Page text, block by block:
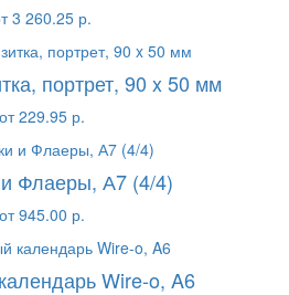
3 260.25 р.
портрет, 90 x 50 мм
от 229.95 р.
Флаеры, А7 (4/4)
от 945.00 р.
Wire-o, A6